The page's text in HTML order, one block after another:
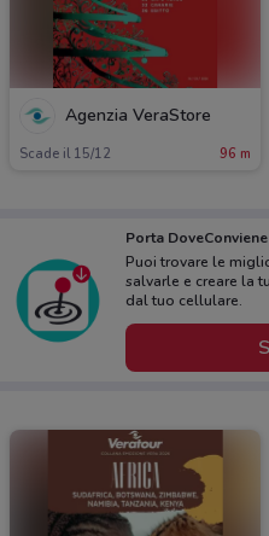
Agenzia VeraStore
Scade il 15/12 96 m
Porta
Puoi trovare le
salvarle e creare la
dal tuo cellulare.